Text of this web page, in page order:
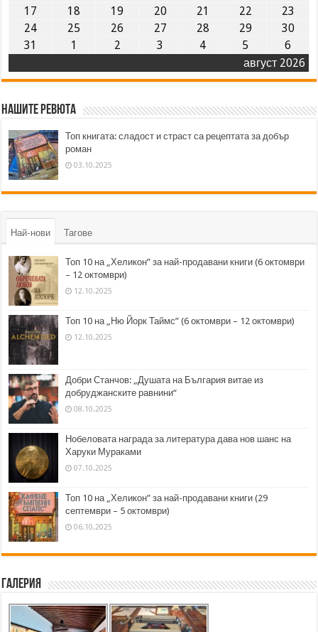
август 2026
17
18 19 20 21 22
23
24
25 26 27 28 29
30
31
1 2 3 4 5 6
Нашите ревюта
Топ книгата: сладост и страст са рецептата за добър
роман
03.10.2025
Най-нови Тагове
Топ 10 на „Хеликон” за най-продавани книги (6 октомври
– 12 октомври)
12.10.2025
Топ 10 на „Ню Йорк Таймс” (6 октомври – 12 октомври)
12.10.2025
Добри Станчов: „Душата на България витае из
добруджанските равнини“
08.10.2025
Нобеловата награда за литература дава нов шанс на
Харуки Мураками
07.10.2025
Топ 10 на „Хеликон” за най-продавани книги (29
септември – 5 октомври)
06.10.2025
Галерия